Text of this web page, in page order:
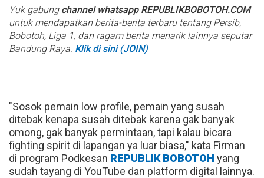
Yuk gabung channel whatsapp REPUBLIKBOBOTOH.COM
untuk mendapatkan berita-berita terbaru tentang Persib,
Bobotoh, Liga 1, dan ragam berita menarik lainnya seputar
Bandung Raya. Klik di sini (JOIN)
"Sosok pemain low profile, pemain yang susah
ditebak kenapa susah ditebak karena gak banyak
omong, gak banyak permintaan, tapi kalau bicara
fighting spirit di lapangan ya luar biasa," kata Firman
di program Podkesan REPUBLIK BOBOTOH yang
sudah tayang di YouTube dan platform digital lainnya.